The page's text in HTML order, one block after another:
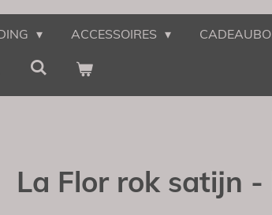
ACCESSOIRES
La Flor rok satijn